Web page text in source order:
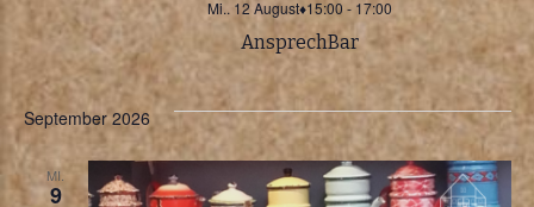
a
v
n
s
i
c
AnsprechBar
Mi.. 12 August♦15:00 - 17:00
September 2026
MI.
9